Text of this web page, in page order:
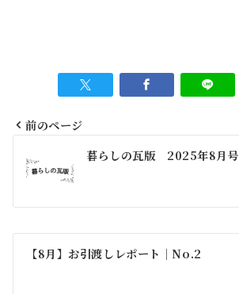
稿
ナ
ビ
前のページ
暮らしの瓦版 2025年8月号
【8月】お引渡しレポート｜No.2